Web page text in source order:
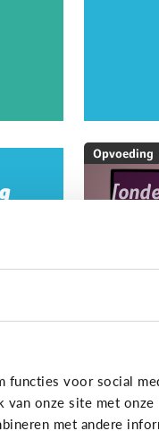
voor social
onze site met
met andere
Opvoeding